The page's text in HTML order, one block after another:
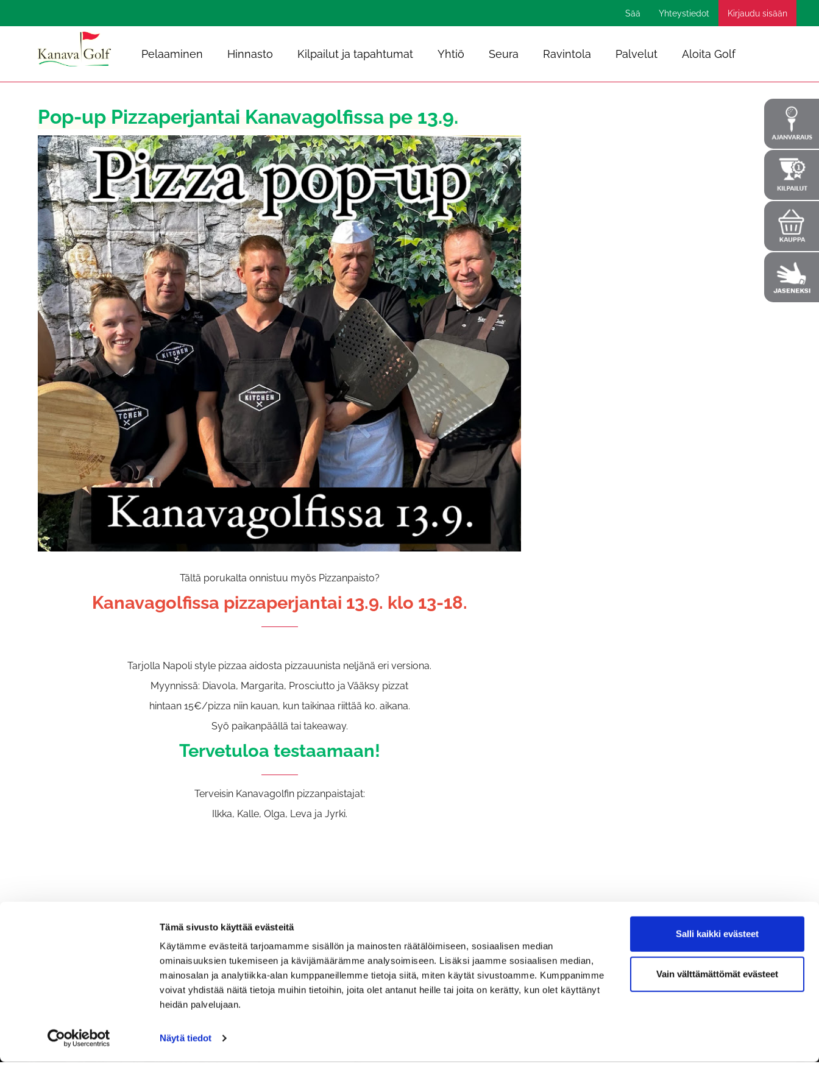
Tämä sivusto käyttää evästeitä
Käytämme evästeitä tarjoamamme sisällön ja mainosten räätälöimiseen, sosiaalisen median
ominaisuuksien tukemiseen ja kävijämäärämme analysoimiseen. Lisäksi jaamme sosiaalisen median,
mainosalan ja analytiikka-alan kumppaneillemme tietoja siitä, miten käytät sivustoamme. Kumppanimme
voivat yhdistää näitä tietoja muihin tietoihin, joita olet antanut heille tai joita on kerätty, kun olet käyttänyt
heidän palvelujaan.
Näytä tiedot
Salli kaikki evästeet
Vain välttämättömät evästeet
Sää Yhteystiedot Kirjaudu sisään
Pelaaminen Hinnasto Kilpailut ja tapahtumat Yhtiö Seura Ravintola Palvelut Aloita Golf
Pop-up Pizzaperjantai Kanavagolfissa pe 13.9.
Tältä porukalta onnistuu myös Pizzanpaisto?
Kanavagolfissa pizzaperjantai 13.9. klo 13-18.
Tarjolla Napoli style pizzaa aidosta pizzauunista neljänä eri versiona.
Myynnissä: Diavola, Margarita, Prosciutto ja Vääksy pizzat
hintaan 15€/pizza niin kauan, kun taikinaa riittää ko. aikana.
Syö paikanpäällä tai takeaway.
Tervetuloa testaamaan!
Terveisin Kanavagolfin pizzanpaistajat:
Ilkka, Kalle, Olga, Leva ja Jyrki.
Tehtaantie 3, 17200 Vääksy
Laajemmat yhteystiedot
Caddiemaster Seuraa meitä